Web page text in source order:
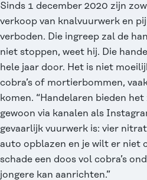
Sinds 1 december 2020 zijn
verkoop van knalvuurwerk en
verboden. Die ingreep zal de
niet stoppen, weet hij. Die
hele jaar door. Het is niet
cobra’s of mortierbommen,
komen. “Handelaren bieden
gewoon via kanalen als
gevaarlijk vuurwerk is: vier
auto opblazen en je wilt er niet
schade een doos vol cobra’s
jongere kan aanrichten.”